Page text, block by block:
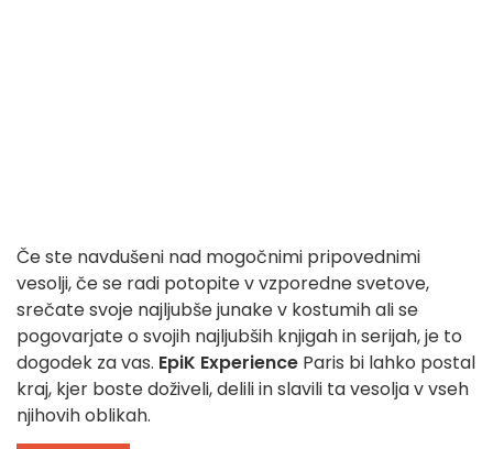
Če ste navdušeni nad mogočnimi pripovednimi
vesolji, če se radi potopite v vzporedne svetove,
srečate svoje najljubše junake v kostumih ali se
pogovarjate o svojih najljubših knjigah in serijah, je to
dogodek za vas. EpiK Experience Paris bi lahko postal
kraj, kjer boste doživeli, delili in slavili ta vesolja v vseh
njihovih oblikah.